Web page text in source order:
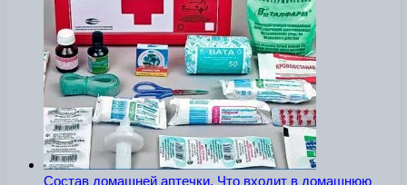
Состав домашней аптечки. Что входит в домашнюю